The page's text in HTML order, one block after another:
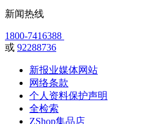
新闻热线
1800-7416388
或 92288736
新报业媒体网站
网络条款
个人资料保护声明
全检索
ZShop集品店